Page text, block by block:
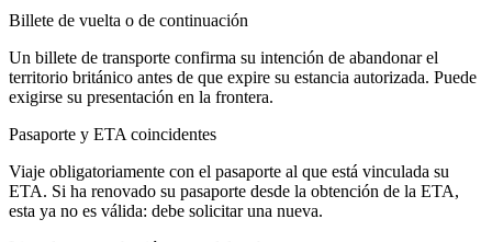
Billete de vuelta o de continuación
Un billete de transporte confirma su intención de abandonar el
territorio británico antes de que expire su estancia autorizada. Puede
exigirse su presentación en la frontera.
Pasaporte y ETA coincidentes
Viaje obligatoriamente con el pasaporte al que está vinculada su
ETA. Si ha renovado su pasaporte desde la obtención de la ETA,
esta ya no es válida: debe solicitar una nueva.